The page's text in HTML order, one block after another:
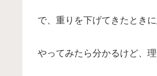
で、重りを下げてきたときに
やってみたら分かるけど、